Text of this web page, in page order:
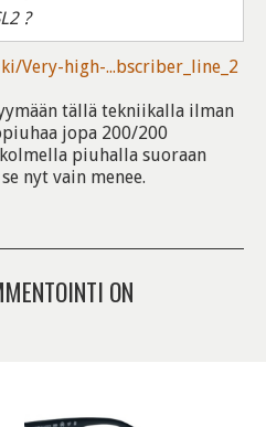
?
Very-high-...bscriber_line_2
tällä tekniikalla ilman
jopa 200/200
piuhalla suoraan
nyt vain menee.
ON